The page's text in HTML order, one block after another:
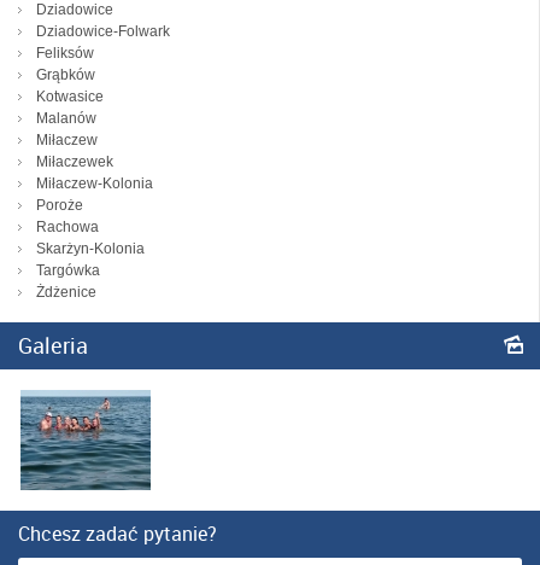
Dziadowice
Dziadowice-Folwark
Feliksów
Grąbków
Kotwasice
Malanów
Miłaczew
Miłaczewek
Miłaczew-Kolonia
Poroże
Rachowa
Skarżyn-Kolonia
Targówka
Żdżenice
Galeria
Chcesz zadać pytanie?